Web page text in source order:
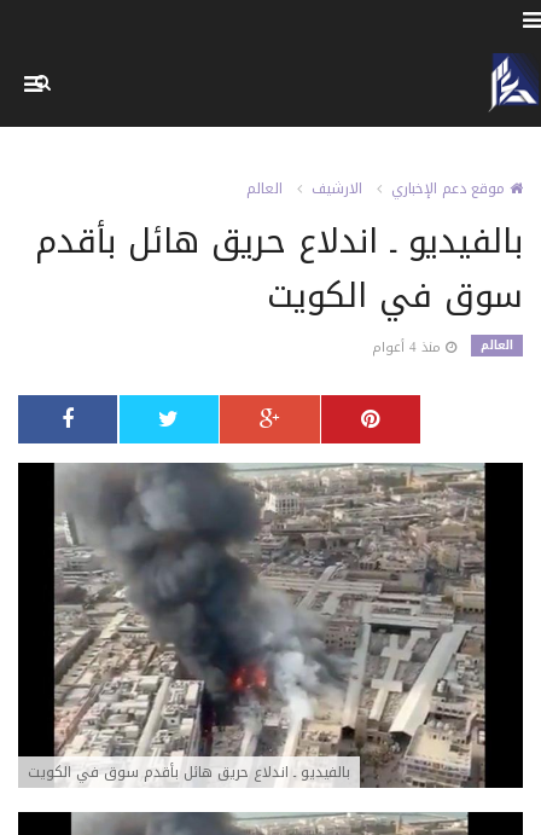
موقع دعم الإخباري الارشيف العالم
بالفيديو ـ اندلاع حريق هائل بأقدم
سوق في الكويت
العالم منذ 4 أعوام
بالفيديو ـ اندلاع حريق هائل بأقدم سوق في الكويت